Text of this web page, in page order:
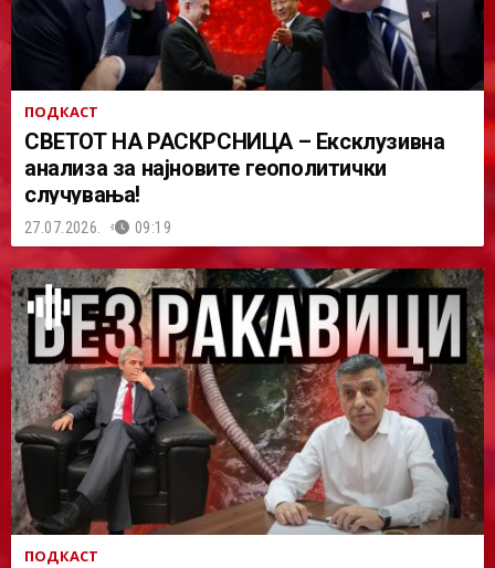
ПОДКАСТ
СВЕТОТ НА РАСКРСНИЦА – Ексклузивна
анализа за најновите геополитички
случувања!
27.07.2026. 09:19
ПОДКАСТ